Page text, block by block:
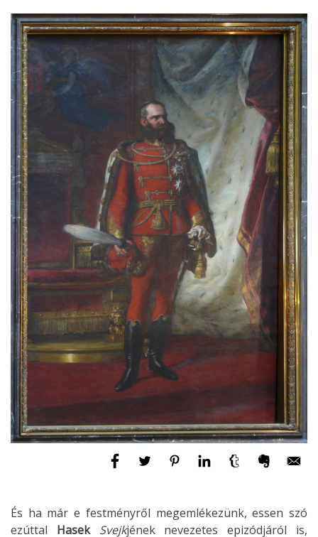
És ha már e festményről megemlékezünk, essen szó
ezúttal Hasek Svejkjének nevezetes epizódjáról is,